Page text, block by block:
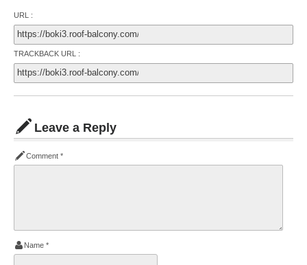
URL :
TRACKBACK URL :
Leave a Reply
Comment *
Name *